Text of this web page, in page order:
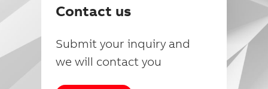
Contact us
Submit your inquiry and
we will contact you